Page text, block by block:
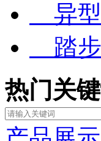
异型
踏步
热门关键